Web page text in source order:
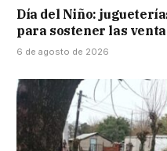
Día del Niño:
para sostener las
6 de agosto de 2026